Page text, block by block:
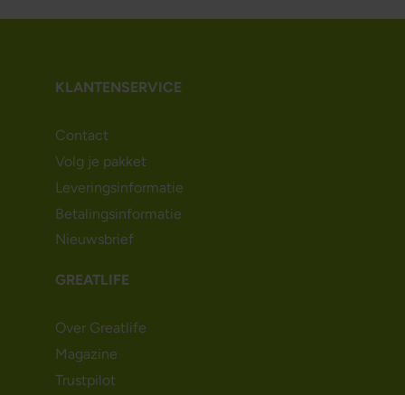
KLANTENSERVICE
Contact
Volg je pakket
Leveringsinformatie
Betalingsinformatie
Nieuwsbrief
GREATLIFE
Over Greatlife
Magazine
Trustpilot